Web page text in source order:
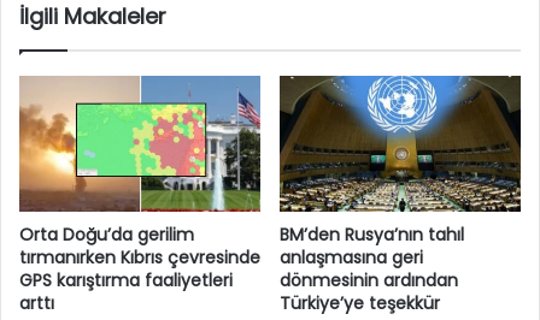
İlgili Makaleler
Orta Doğu’da gerilim
tırmanırken Kıbrıs çevresinde
GPS karıştırma faaliyetleri
arttı
BM’den Rusya’nın tahıl
anlaşmasına geri
dönmesinin ardından
Türkiye’ye teşekkür